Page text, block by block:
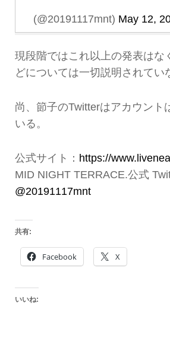
(@20191117mnt) May 12,
現段階ではこれ以上の発表はな
どについては一切説明されてい
尚、節子のTwitterはアカウント
いる。
公式サイト： https://
MID NIGHT TERRACE.公式
@20191117mnt
共有:
Facebook X
いいね: